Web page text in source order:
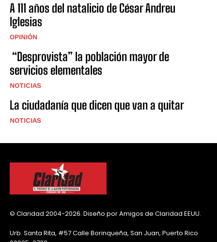
A 111 años del natalicio de César Andreu
Iglesias
OPINIÓN
“Desprovista” la población mayor de
servicios elementales
NOTICIAS
La ciudadanía que dicen que van a quitar
NOTICIAS
© Claridad 2004-2026. Diseño por Amigos de Claridad EEUU.
Urb. Santa Rita, #57 Calle Borinqueña, San Juan, Puerto Rico